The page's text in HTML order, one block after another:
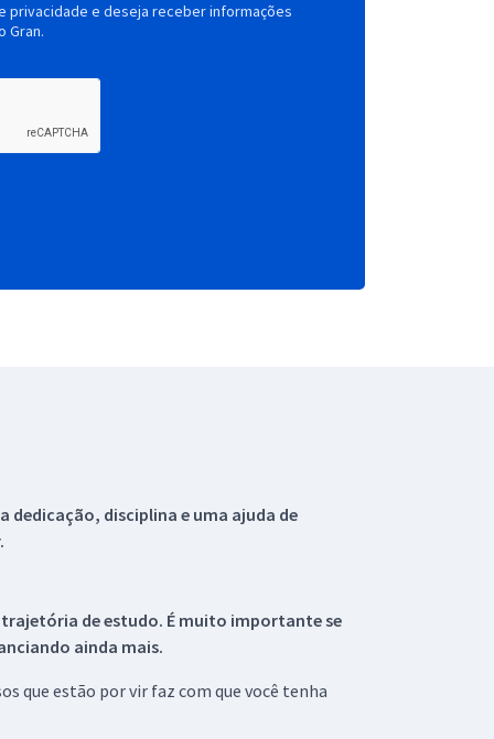
privacidade e deseja receber informações
Gran.
dedicação, disciplina e uma ajuda de
de estudo. É muito importante se
ainda mais.
que estão por vir faz com que você tenha